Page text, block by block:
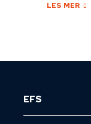
LES MER
EFS